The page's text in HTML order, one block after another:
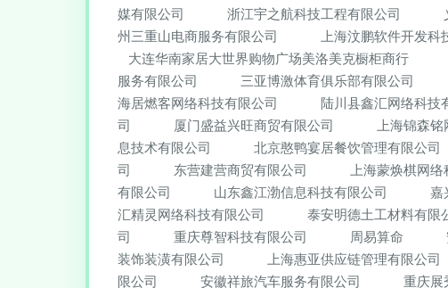
媒有限公司
浙江宇之航科技工程有限公司
州三重山电商服务有限公司
上海汶鹏软件开发科
大连华南家居大世界购物广场美洛美克橱柜商行
服务有限公司
三亚博激体育俱乐部有限公司
海居燃客网络科技有限公司
陆川县鑫汇网络科技
司
厦门盛益兴旺商贸有限公司 上海锦森
息技术有限公司
北京憨鸭宴居餐饮管理有限公司
司
东营建营商贸有限公司 上海蒙焕棋网
有限公司
山东鑫江渤信息科技有限公司 嘉
汇精灵网络科技有限公司
泰安明德土工材料有限
司
重庆尊智科技有限公司 周易算命
装饰装潢有限公司
上海惠亚供应链管理有限公司
限公司
安徽祥旅汽车服务有限公司 重庆展